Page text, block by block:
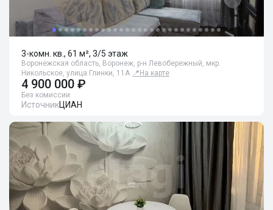
3-комн. кв., 61 м², 3/5 этаж
Воронежская область, Воронеж, р-н Левобережный, мкр.
Никольское, улица Глинки, 11А 📍 На карте
4 900 000 ₽
Без комиссии
ИсточникЦИАН